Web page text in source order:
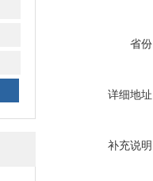
省
详细地
补充说